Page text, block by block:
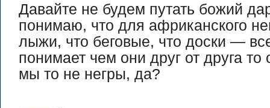
Давайте не будем путать божий
понимаю, что для африканского
лыжи, что беговые, что доски —
понимает чем они друг от друга
мы то не негры, да?